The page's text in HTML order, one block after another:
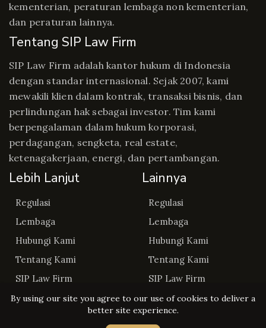
kementerian, peraturan lembaga non kementerian,
dan peraturan lainnya.
Tentang SIP Law Firm
SIP Law Firm adalah kantor hukum di Indonesia
dengan standar internasional. Sejak 2007, kami
mewakili klien dalam kontrak, transaksi bisnis, dan
perlindungan hak sebagai investor. Tim kami
berpengalaman dalam hukum korporasi,
perdagangan, sengketa, real estate,
ketenagakerjaan, energi, dan pertambangan.
Lebih Lanjut
Regulasi
Lembaga
Hubungi Kami
Tentang Kami
SIP Law Firm
Lainnya
Regulasi
Lembaga
Hubungi Kami
Tentang Kami
SIP Law Firm
By using our site you agree to our use of cookies to deliver a
better site experience.